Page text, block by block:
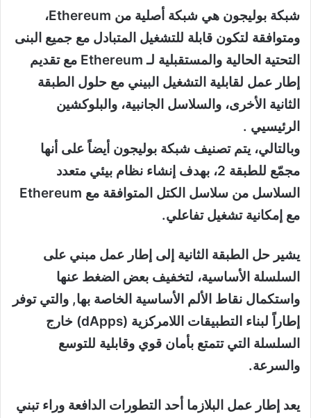
شبكة بوليجون هي شبكة أصلية من Ethereum،
ومتوافقة لتكون قابلة للتشغيل المتبادل مع جميع البنى
التحتية الحالية والمستقبلية لـ Ethereum مع تقديم
إطار عمل لقابلية التشغيل البيني مع حلول الطبقة
الثانية الأخرى، والسلاسل الجانبية، والبلوكشين
الرئيسيي .
وبالتالي، يتم تصنيف شبكة بوليجون أيضاً على أنها
مجمّع للطبقة 2، بهدف إنشاء نظام بيئي متعدد
السلاسل من سلاسل الكتل المتوافقة مع Ethereum
مع إمكانية تشغيل تفاعلي.
يشير حل الطبقة الثانية إلى إطار عمل مبني على
السلسلة الأساسية، لتخفيف بعض الضغط عنها
واستكمال نقاط الألم الأساسية الخاصة بها, والتي توفر
إطاراً لبناء التطبيقات اللامركزية (dApps) خارج
السلسلة التي تتمتع بأمان قوي وقابلية للتوسع
والسرعة.
يعد إطار عمل البلازما أحد التطورات الدافعة وراء تبني